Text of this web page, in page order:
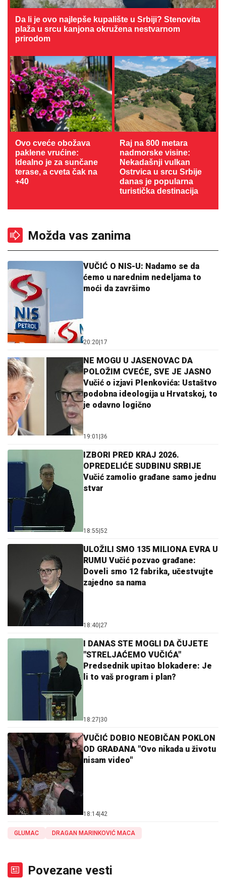
Da li je ovo najlepše kupalište u Srbiji? Stenovita
plaža u srcu kanjona okružena nestvarnom
prirodom
Ovo cveće obožava
paklene vrućine:
Idealno je za sunčane
terase, a cveta čak na
+40
Raj na 800 metara
nadmorske visine:
Nekadašnji vulkan
Ostrvica u srcu Srbije
danas je popularna
turistička destinacija
Možda vas zanima
VUČIĆ O NIS-U: Nadamo se da
ćemo u narednim nedeljama to
moći da završimo
20:20|17
NE MOGU U JASENOVAC DA
POLOŽIM CVEĆE, SVE JE JASNO
Vučić o izjavi Plenkovića: Ustaštvo
podobna ideologija u Hrvatskoj, to
je odavno logično
19:01 |36
IZBORI PRED KRAJ 2026.
OPREDELIĆE SUDBINU SRBIJE
Vučić zamolio građane samo jednu
stvar
18:55|52
ULOŽILI SMO 135 MILIONA EVRA U
RUMU Vučić pozvao građane:
Doveli smo 12 fabrika, učestvujte
zajedno sa nama
18:40|27
I DANAS STE MOGLI DA ČUJETE
"STRELJAĆEMO VUČIĆA"
Predsednik upitao blokadere: Je
li to vaš program i plan?
18:27|30
VUČIĆ DOBIO NEOBIČAN POKLON
OD GRAĐANA "Ovo nikada u životu
nisam video"
18:14|42
GLUMAC DRAGAN MARINKOVIĆ MACA
Povezane vesti